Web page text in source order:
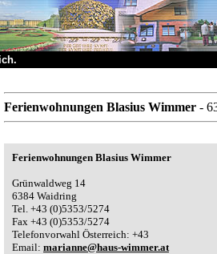
Ferienwohnungen Blasius Wimmer -
Ferienwohnungen Blasius Wimmer
Grünwaldweg 14
6384 Waidring
Tel. +43 (0)5353/5274
Fax +43 (0)5353/5274
Telefonvorwahl Österreich: +43
Email: marianne@haus-wimmer.at